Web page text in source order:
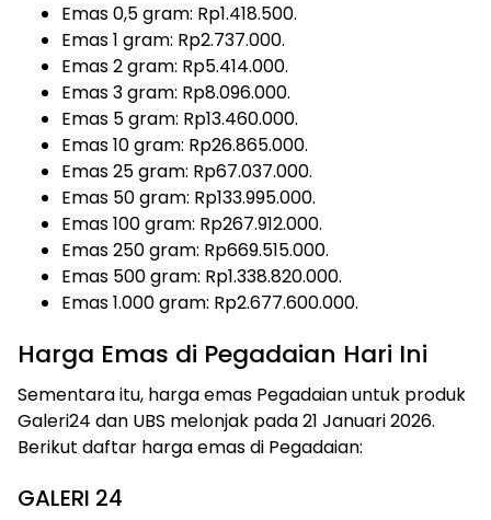
Emas 0,5 gram: Rp1.418.500.
Emas 1 gram: Rp2.737.000.
Emas 2 gram: Rp5.414.000.
Emas 3 gram: Rp8.096.000.
Emas 5 gram: Rp13.460.000.
Emas 10 gram: Rp26.865.000.
Emas 25 gram: Rp67.037.000.
Emas 50 gram: Rp133.995.000.
Emas 100 gram: Rp267.912.000.
Emas 250 gram: Rp669.515.000.
Emas 500 gram: Rp1.338.820.000.
Emas 1.000 gram: Rp2.677.600.000.
Harga Emas di Pegadaian Hari Ini
Sementara itu, harga emas Pegadaian untuk produk
Galeri24 dan UBS melonjak pada 21 Januari 2026.
Berikut daftar harga emas di Pegadaian:
GALERI 24